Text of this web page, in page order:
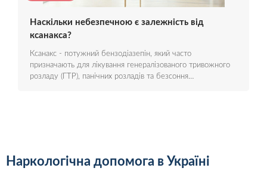
Наскільки небезпечною є залежність від
ксанакса?
Ксанакс - потужний бензодіазепін, який часто
призначають для лікування генералізованого тривожного
розладу (ГТР), панічних розладів та безсоння…
Наркологічна допомога в Україні